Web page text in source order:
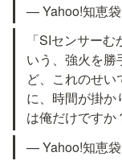
— Yahoo!知恵袋
「SIセンサー
いう、強火を勝
ど、これのせい
に、時間が掛
は俺だけですか
— Yahoo!知恵袋